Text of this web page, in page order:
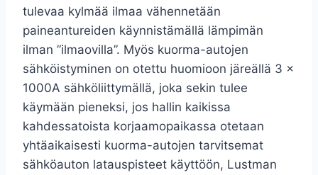
tulevaa kylmää ilmaa vähennetään
paineantureiden käynnistämällä lämpimän
ilman ”ilmaovilla”. Myös kuorma-autojen
sähköistyminen on otettu huomioon järeällä 3 x
1000A sähköliittymällä, joka sekin tulee
käymään pieneksi, jos hallin kaikissa
kahdessatoista korjaamopaikassa otetaan
yhtäaikaisesti kuorma-autojen tarvitsemat
sähköauton latauspisteet käyttöön, Lustman